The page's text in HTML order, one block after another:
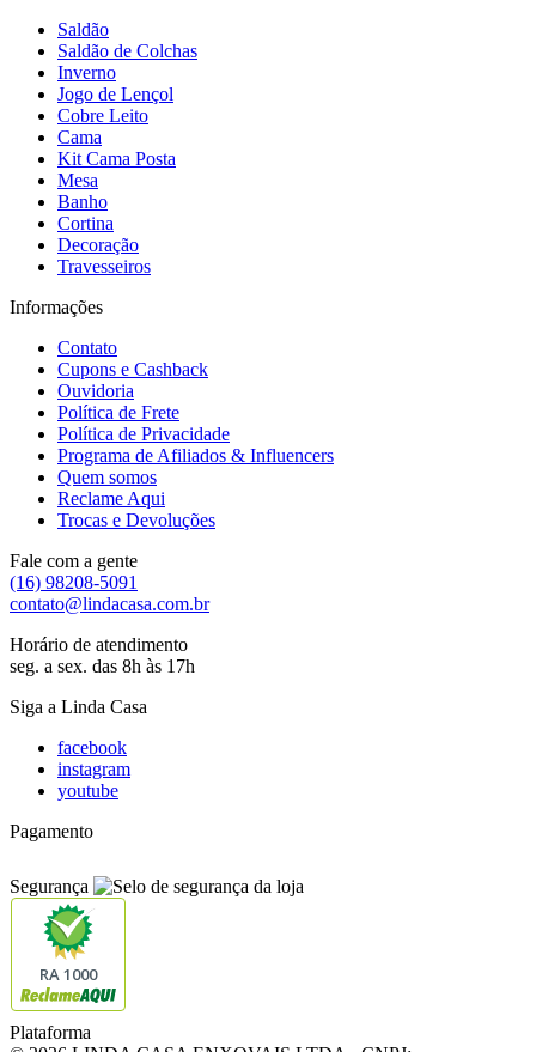
Saldão
Saldão de Colchas
Inverno
Jogo de Lençol
Cobre Leito
Cama
Kit Cama Posta
Mesa
Banho
Cortina
Decoração
Travesseiros
Informações
Contato
Cupons e Cashback
Ouvidoria
Política de Frete
Política de Privacidade
Programa de Afiliados & Influencers
Quem somos
Reclame Aqui
Trocas e Devoluções
Fale com a gente
(16) 98208-5091
contato@lindacasa.com.br
Horário de atendimento
seg. a sex. das 8h às 17h
Siga a Linda Casa
facebook
instagram
youtube
Pagamento
Segurança
RA 1000
Plataforma